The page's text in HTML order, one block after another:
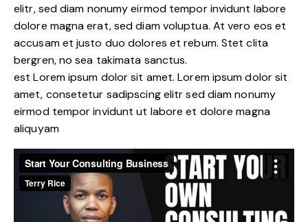
elitr, sed diam nonumy eirmod tempor invidunt labore
dolore magna erat, sed diam voluptua. At vero eos et
accusam et justo duo dolores et rebum. Stet clita
bergren, no sea takimata sanctus.
est Lorem ipsum dolor sit amet. Lorem ipsum dolor sit
amet, consetetur sadipscing elitr sed diam nonumy
eirmod tempor invidunt ut labore et dolore magna
aliquyam